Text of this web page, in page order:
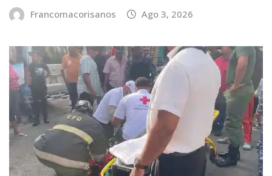
Francomacorisanos Ago 3, 2026